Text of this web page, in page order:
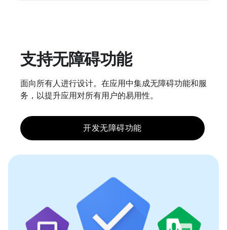
支持无障碍功能
面向所有人进行设计。在应用中集成无障碍功能和服
务，以提升应用对所有用户的易用性。
开发无障碍功能